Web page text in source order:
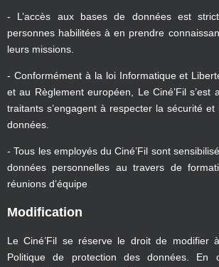
- L’accès aux bases de données est
personnes habilitées à en prendre
leurs missions.
- Conformément à la loi Informatique et
et au Règlement européen, Le Ciné’Fil s’est
traitants s’engagent à respecter la sécurité
données.
- Tous les employés du Ciné’Fil sont
données personnelles au travers de
réunions d’équipe
Modification
Le Ciné’Fil se réserve le droit de modifier
Politique de protection des données. En